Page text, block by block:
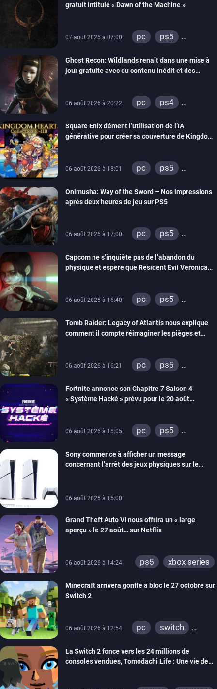
gratuit intitulé « Dawn of the Machine »
07 août 2026 à 07:00 pc
ps5
switch
ps4
xbox one
Ghost Recon: Wildlands renaît dans une mise à
jour gratuite avec du contenu inédit et des
06 août 2026 à 20:22 pc
ps4
Square Enix dément l’utilisation de l’IA
générative pour créer sa couverture de Kingdom
06 août 2026 à 18:01 pc
ps5
switch 2
Onimusha: Way of the Sword – Nos impressions
après deux heures de jeu sur PS5
06 août 2026 à 17:00 pc
ps5
switch 2
Capcom ne s’inquiète pas de l’abandon du
physique et espère que Resident Evil Veronica
06 août 2026 à 16:40 pc
ps5
switch 2
Tomb Raider: Legacy of Atlantis nous explique
comment il compte réimaginer les pièges et
06 août 2026 à 16:21 pc
ps5
switch 2
Fortnite annonce son Chapitre 7 Saison 4
« Système Hacké » prévu pour le 20 août
06 août 2026 à 16:05 pc
ps5
switch
ios
android
ps4
Sony commence à afficher un message
concernant l’arrêt des jeux physiques sur le
06 août 2026 à 15:00
Grand Theft Auto VI nous offrira un « large
aperçu » le 27 août… sur Netflix
06 août 2026 à 14:24 ps5 xbox series
Minecraft arrivera gonflé à bloc le 27 octobre sur
Switch 2
06 août 2026 à 12:54 pc
switch
xbox one
wiiu
3ds
ps3
La Switch 2 fonce vers les 24 millions de
consoles vendues, Tomodachi Life : Une vie de